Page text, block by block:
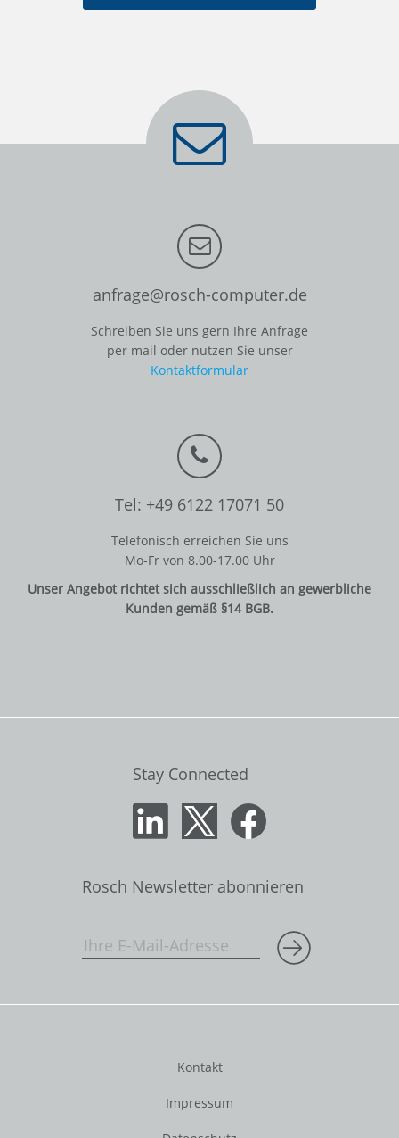
anfrage@rosch-computer.de
Schreiben Sie uns gern Ihre Anfrage
per mail oder nutzen Sie unser
Kontaktformular
Tel: +49 6122 17071 50
Telefonisch erreichen Sie uns
Mo-Fr von 8.00-17.00 Uhr
Unser Angebot richtet sich ausschließlich an gewerbliche
Kunden gemäß §14 BGB.
Stay Connected
Rosch Newsletter abonnieren
Kontakt
Impressum